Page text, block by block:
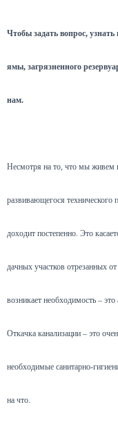
Чтобы задать вопрос,
ямы, загрязненного
нам.
Несмотря на то, что мы живем
развивающегося технического
доходит постепенно. Это
дачных участков отрезанных
возникает необходимость –
Откачка канализации – это
необходимые санитарно-
на что.